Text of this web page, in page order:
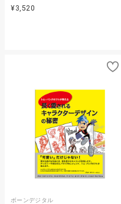
¥3,520
ボーンデジタル